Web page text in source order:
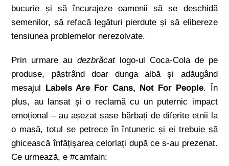
bucurie și să încurajeze oamenii să se deschidă
semenilor, să refacă legături pierdute și să elibereze
tensiunea problemelor nerezolvate.
Prin urmare au dezbrăcatlogo-ul Coca-Cola de pe
produse, păstrând doar dunga albă și adăugând
mesajul Labels Are For Cans, Not For People. În
plus, au lansat și o reclamă cu un puternic impact
emoțional – au așezat șase bărbați de diferite etnii la
o masă, totul se petrece în întuneric și ei trebuie să
ghicească înfățișarea celorlați după ce s-au prezenat.
Ce urmează, e #camfain: